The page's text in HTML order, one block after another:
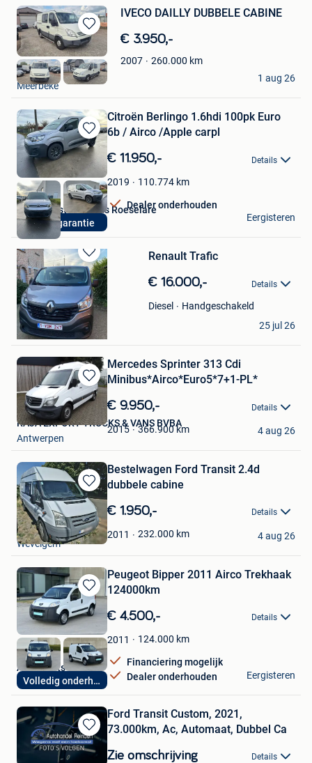
Bewaren
in
Mijn
Favorieten
IVECO DAILLY DUBBELE CABINE
€ 3.950,-
2007 260.000 km
Euro trad
Meerbeke
1 aug 26
Bewaren
in
Mijn
Favorieten
1 jaar garantie
Citroën Berlingo 1.6hdi 100pk Euro
6b / Airco /Apple carpl
€ 11.950,- Details
2019 110.774 km
Dealer onderhouden
Lichte Bestelwagens Roeselare
Roeselare
Eergisteren
Bewaren
in
Mijn
Favorieten
Renault Trafic
€ 16.000,- Details
Diesel
Handgeschakeld
brecht
Sinaai
25 jul 26
Bewaren
in
Mijn
Favorieten
Mercedes Sprinter 313 Cdi
Minibus*Airco*Euro5*7+1-PL*
€ 9.950,- Details
2015 366.900km
RAJA EXPORT TRUCKS & VANS BVBA
Antwerpen
4 aug 26
Bewaren
in
Mijn
Favorieten
Bestelwagen Ford Transit 2.4d
dubbele cabine
€ 1.950,- Details
2011 232.000 km
Amali
Wevelgem
4 aug 26
Bewaren
in
Mijn
Favorieten
Volledig onderhoud
Peugeot Bipper 2011 Airco Trekhaak
124000km
€ 4.500,- Details
2011 124.000 km
Financiering mogelijk
Dealer onderhouden
Autoplaats
Wevelgem
Eergisteren
Bewaren
in
Ford Transit Custom, 2021,
73.000km, Ac, Automaat, Dubbel Ca
Zie omschrijving Details